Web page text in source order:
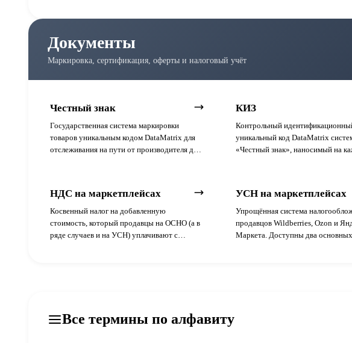
Документы
Маркировка, сертификация, оферты и налоговый учёт
Честный знак
Государственная система маркировки
товаров уникальным кодом DataMatrix для
отслеживания на пути от производителя до
КИЗ
Контрольный
уникальный код DataMatrix
«Честный знак», наносимый на
НДС на маркетплейсах
Косвенный налог на добавленную
стоимость, который продавцы на ОСНО (а в
ряде случаев и на УСН) уплачивают с
УСН на маркетплейсах
Упрощённая система
продавцов Wildberries, Ozon и
Маркета. Доступны два основных
Все термины по алфавиту